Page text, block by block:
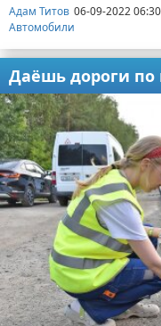
Адам Титов 06-09-2022 06:30
Автомобили
Даёшь дороги по